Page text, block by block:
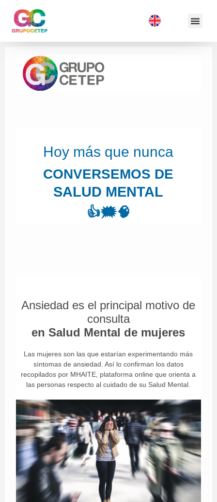
Hoy más que nunca
CONVERSEMOS DE
SALUD MENTAL
👍🗯️🧠
Ansiedad es el principal motivo de
consulta
en Salud Mental de mujeres
Las mujeres son las que estarían experimentando más
síntomas de ansiedad. Así lo confirman los datos
recopilados por MHAITE, plataforma online que orienta a
las personas respecto al cuidado de su Salud Mental.